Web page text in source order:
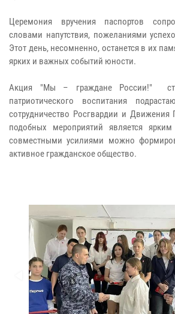
Церемония вручения паспортов
словами напутствия, пожеланиями
Этот день, несомненно, останется в их
ярких и важных событий юности.
Акция "Мы – граждане России!"
патриотического воспитания
сотрудничество Росгвардии и
подобных мероприятий является
совместными усилиями можно
активное гражданское общество.